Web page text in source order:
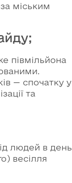
міським
півмільйона
— спочатку у
та
людей в день
весілля